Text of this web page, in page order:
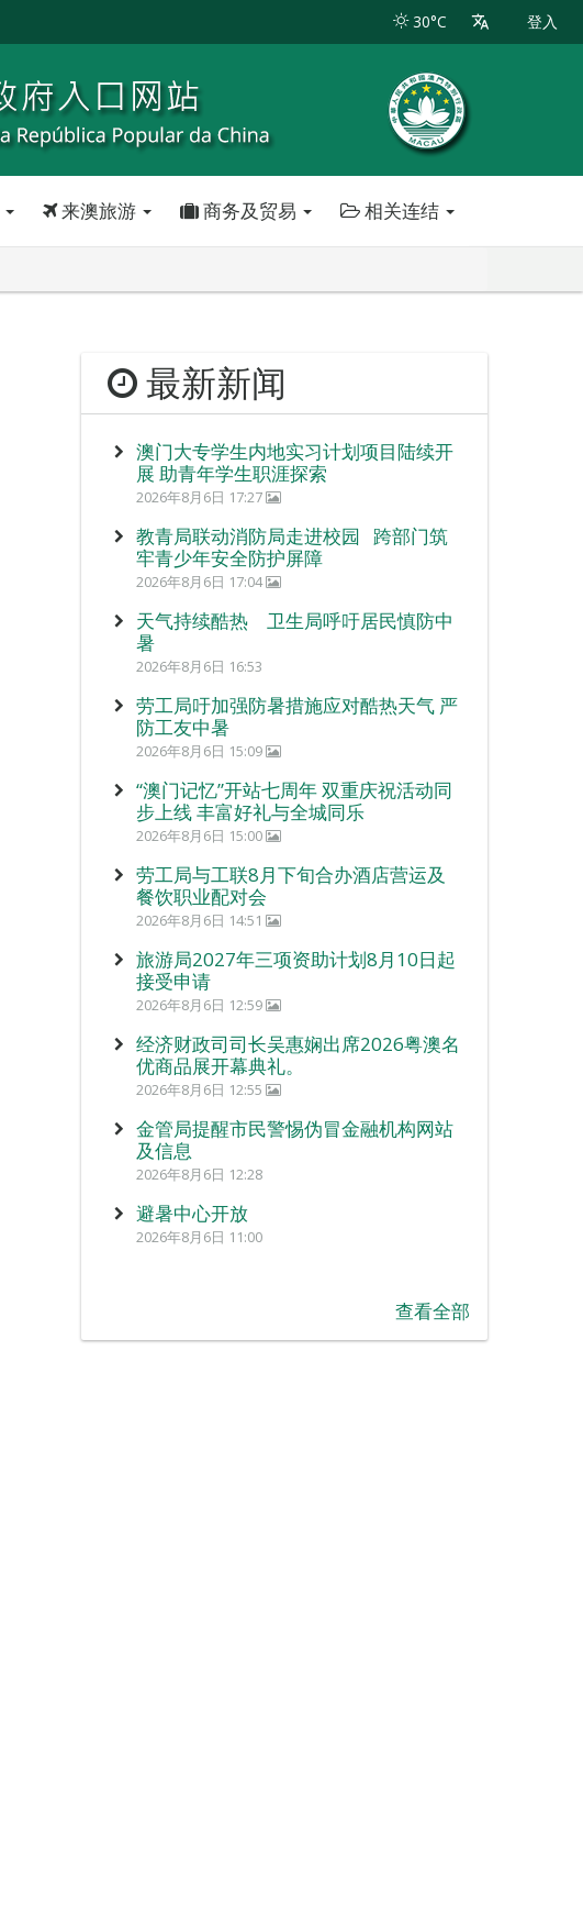
30°C 登入
来澳旅游 商务及贸易 相关连结
最新新闻
澳门大专学生内地实习计划项目陆续开
展 助青年学生职涯探索
2026年8月6日 17:27
教青局联动消防局走进校园 跨部门筑
牢青少年安全防护屏障
2026年8月6日 17:04
天气持续酷热 卫生局呼吁居民慎防中
暑
2026年8月6日 16:53
劳工局吁加强防暑措施应对酷热天气 严
防工友中暑
2026年8月6日 15:09
“澳门记忆”开站七周年 双重庆祝活动同
步上线 丰富好礼与全城同乐
2026年8月6日 15:00
劳工局与工联8月下旬合办酒店营运及
餐饮职业配对会
2026年8月6日 14:51
旅游局2027年三项资助计划8月10日起
接受申请
2026年8月6日 12:59
经济财政司司长吴惠娴出席2026粤澳名
优商品展开幕典礼。
2026年8月6日 12:55
金管局提醒市民警惕伪冒金融机构网站
及信息
2026年8月6日 12:28
避暑中心开放
2026年8月6日 11:00
查看全部